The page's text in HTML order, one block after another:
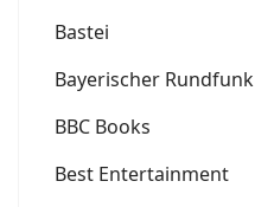
Bastei
Bayerischer Rundfunk
BBC Books
Best Entertainment